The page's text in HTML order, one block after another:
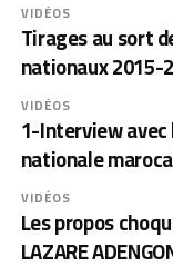
VIDÉOS
Tirages au sort
nationaux 2015-
VIDÉOS
1-Interview
nationale
VIDÉOS
Les propos
LAZARE